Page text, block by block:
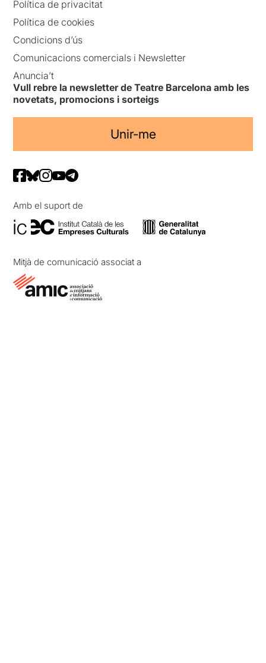
Política de privacitat
Política de cookies
Condicions d’ús
Comunicacions comercials i Newsletter
Anuncia’t
Vull rebre la newsletter de Teatre Barcelona amb les
novetats, promocions i sorteigs
Unir-me
Amb el suport de
Mitjà de comunicació associat a